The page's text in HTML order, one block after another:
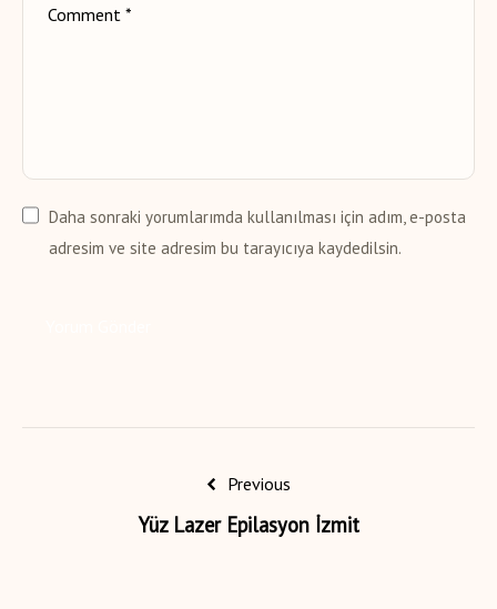
Daha sonraki yorumlarımda kullanılması için adım, e-posta
adresim ve site adresim bu tarayıcıya kaydedilsin.
Previous
Yüz Lazer Epilasyon İzmit